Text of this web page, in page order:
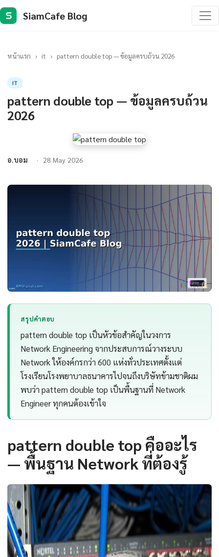
S SiamCafe Blog
หน้าแรก › it › pattern double top — ข้อมูลครบถ้วน 2026
IT
pattern double top — ข้อมูลครบถ้วน
2026
อ.บอม 28 May 2026
สรุปคำตอบ
pattern double top เป็นหัวข้อสำคัญในวงการ
Network Engineering จากประสบการณ์วางระบบ
Network ให้องค์กรกว่า 600 แห่งทั่วประเทศตั้งแต่
โรงเรียนโรงพยาบาลธนาคารไปจนถึงบริษัทข้ามชาติผม
พบว่า pattern double top เป็นพื้นฐานที่ Network
Engineer ทุกคนต้องเข้าใจ
pattern double top คืออะไร
— พื้นฐาน Network ที่ต้องรู้